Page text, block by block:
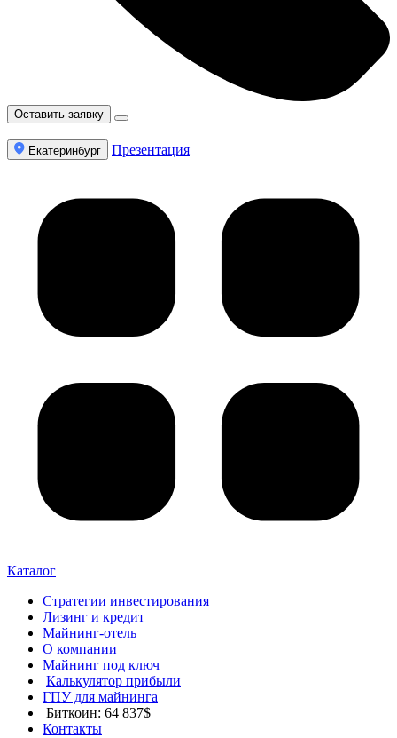
Оставить заявку
Екатеринбург Презентация
Каталог
Стратегии инвестирования
Лизинг и кредит
Майнинг-отель
О компании
Майнинг под ключ
Калькулятор прибыли
ГПУ для майнинга
Биткоин: 64 837$
Контакты